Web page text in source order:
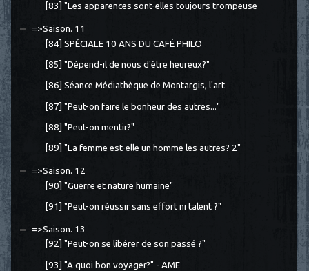
[83] "Les apparences sont-elles toujours trompeuse
=>Saison. 11
[84] SPÉCIALE 10 ANS DU CAFÉ PHILO
[85] "Dépend-il de nous d'être heureux?"
[86] Séance Médiathèque de Montargis, l'art
[87] "Peut-on faire le bonheur des autres..."
[88] "Peut-on mentir?"
[89] "La femme est-elle un homme les autres? 2"
=>Saison. 12
[90] "Guerre et nature humaine"
[91] "Peut-on réussir sans effort ni talent ?"
=>Saison. 13
[92] "Peut-on se libérer de son passé ?"
[93] "A quoi bon voyager?" - AME